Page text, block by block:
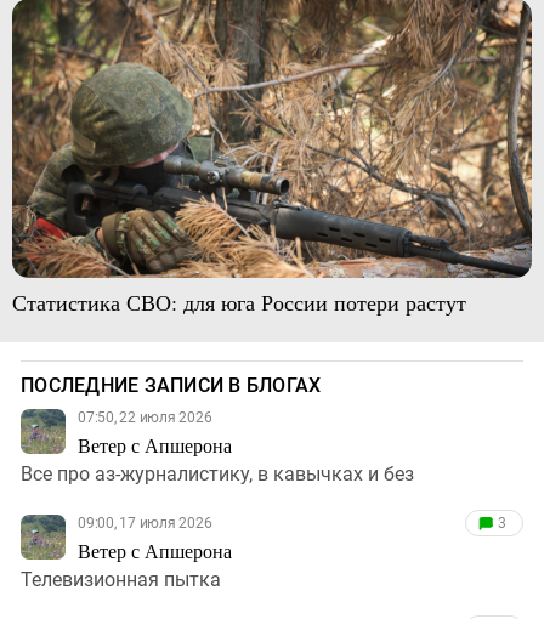
Статистика СВО: для юга России потери растут
ПОСЛЕДНИЕ ЗАПИСИ В БЛОГАХ
07:50, 22 июля 2026
Ветер с Апшерона
Все про аз-журналистику, в кавычках и без
09:00, 17 июля 2026
Ветер с Апшерона
3
Телевизионная пытка